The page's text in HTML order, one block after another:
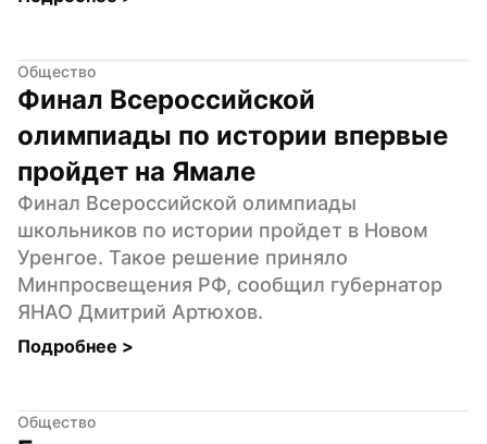
Общество
Финал Всероссийской
олимпиады по истории впервые
пройдет на Ямале
Финал Всероссийской олимпиады
школьников по истории пройдет в Новом
Уренгое. Такое решение приняло
Минпросвещения РФ, сообщил губернатор
ЯНАО Дмитрий Артюхов.
Подробнее >
Общество